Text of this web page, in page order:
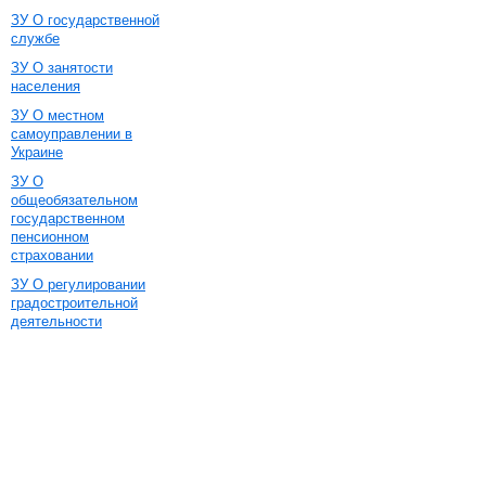
ЗУ О государственной
службе
ЗУ О занятости
населения
ЗУ О местном
самоуправлении в
Украине
ЗУ О
общеобязательном
государственном
пенсионном
страховании
ЗУ О регулировании
градостроительной
деятельности